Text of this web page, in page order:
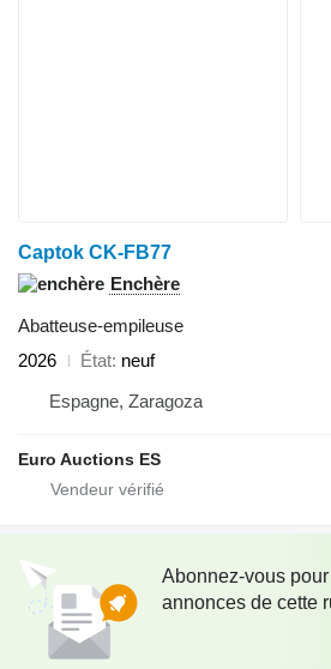
Captok CK-FB77
Enchère
Abatteuse-empileuse
2026
État neuf
Espagne, Zaragoza
Euro Auctions ES
Abonnez-vous
annonces de cette